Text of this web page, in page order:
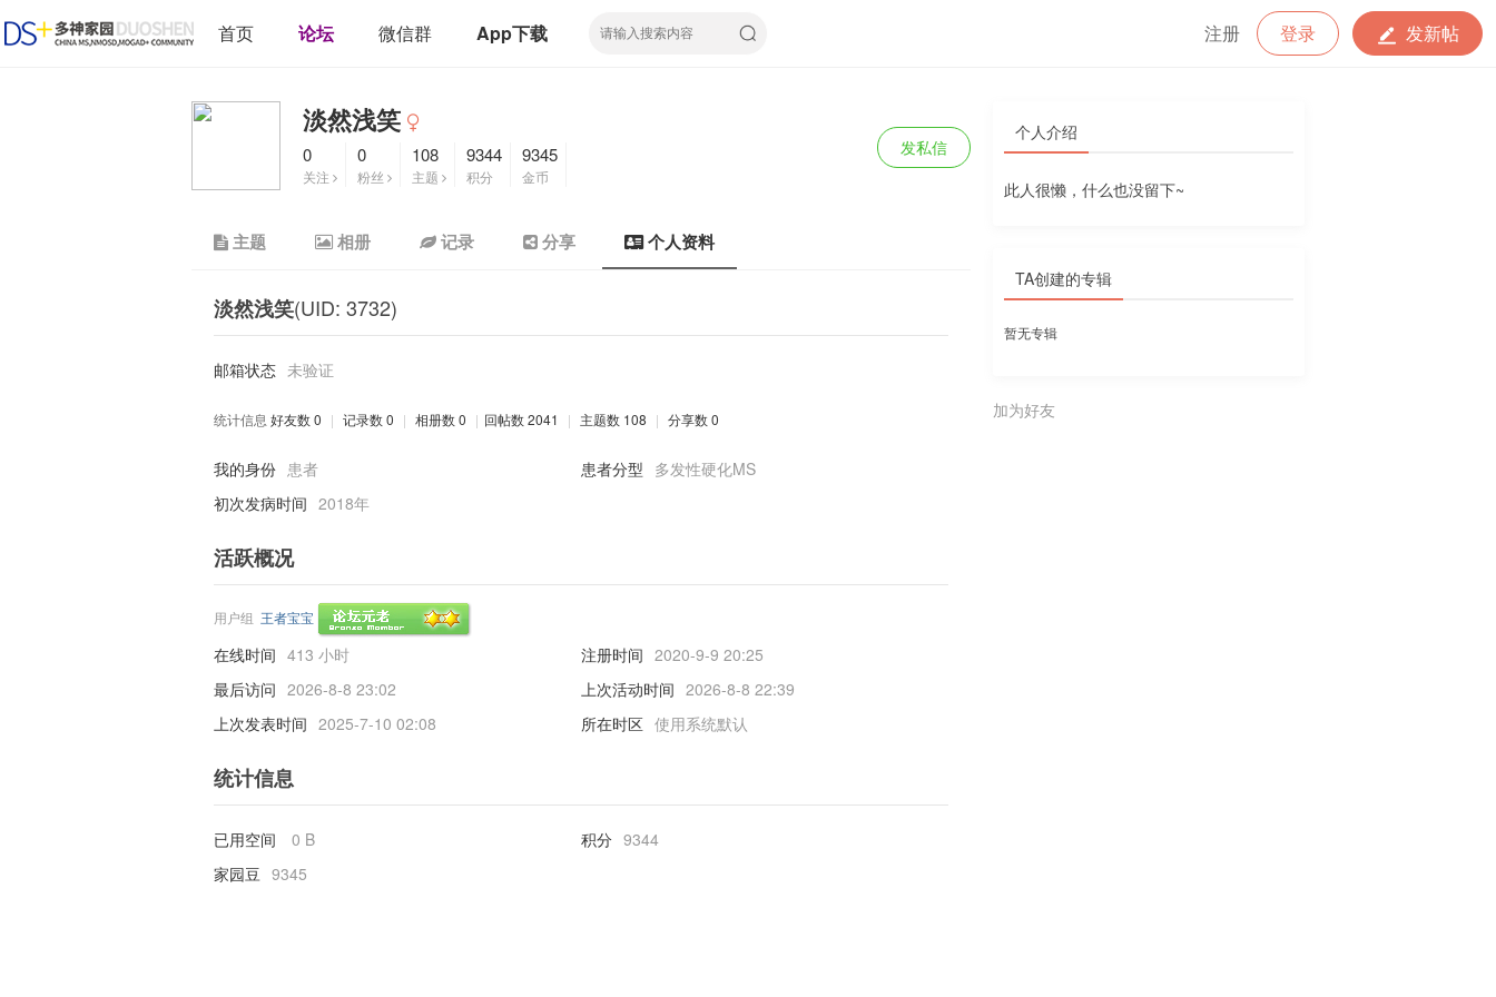
首页 论坛 微信群 App下载 发新帖
注册 登录
发私信
淡然浅笑
0
关注
0
粉丝
108
主题
9344
积分
9345
金币
主题 相册 记录 分享 个人资料
淡然浅笑(UID: 3732)
邮箱状态 未验证
统计信息 好友数 0 | 记录数 0 | 相册数 0 | 回帖数 2041 | 主题数 108 | 分享数 0
我的身份 患者 患者分型 多发性硬化MS
初次发病时间 2018年
活跃概况
用户组 王者宝宝
在线时间 413 小时 注册时间 2020-9-9 20:25
最后访问 2026-8-8 23:02 上次活动时间 2026-8-8 22:39
上次发表时间 2025-7-10 02:08 所在时区 使用系统默认
统计信息
已用空间 0 B 积分 9344
家园豆 9345
个人介绍
此人很懒，什么也没留下~
TA创建的专辑
暂无专辑
加为好友